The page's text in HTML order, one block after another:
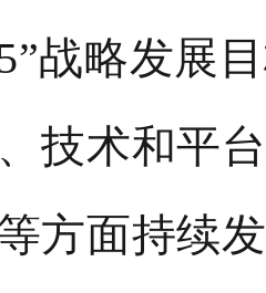
战略发展
技术和平
方面持续